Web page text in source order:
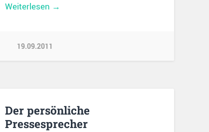
Weiterlesen →
19.09.2011
Der persönliche
Pressesprecher